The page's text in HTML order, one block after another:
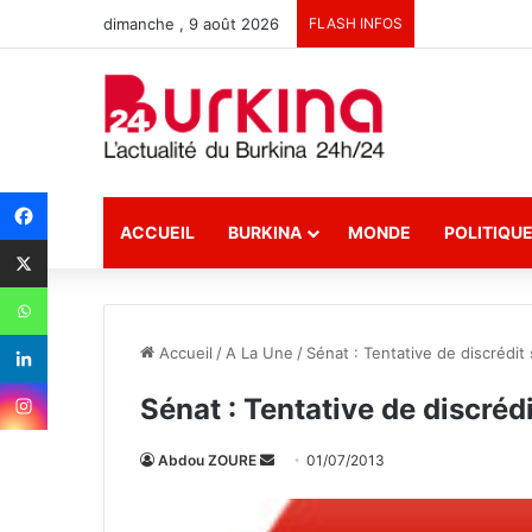
dimanche , 9 août 2026 FLASH INFOS
ACCUEIL BURKINA MONDE POLITIQUE
Accueil / A La Une / Sénat : Tentative de discrédit
Sénat : Tentative de
Abdou ZOURE
v
01/07/2013